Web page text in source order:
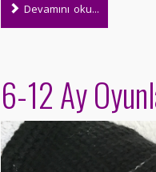
Devamını oku...
6-12 Ay